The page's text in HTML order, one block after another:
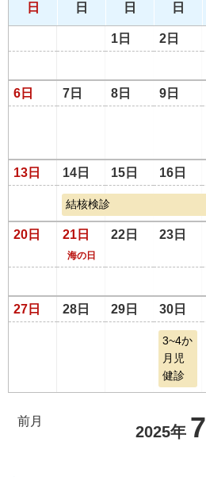
日
日
日
日
1日 2日
6日 7日 8日 9日
13日 14日 15日 16日
結核検診
20日 21日
海の日
22日 23日
27日 28日 29日 30日
3~4か
月児
健診
前月
2025年 7